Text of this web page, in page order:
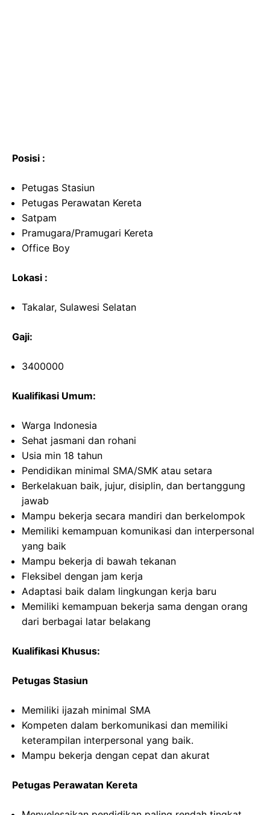
Posisi :
Petugas Stasiun
Petugas Perawatan Kereta
Satpam
Pramugara/Pramugari Kereta
Office Boy
Lokasi :
Takalar, Sulawesi Selatan
Gaji:
3400000
Kualifikasi Umum:
Warga Indonesia
Sehat jasmani dan rohani
Usia min 18 tahun
Pendidikan minimal SMA/SMK atau setara
Berkelakuan baik, jujur, disiplin, dan bertanggung
jawab
Mampu bekerja secara mandiri dan berkelompok
Memiliki kemampuan komunikasi dan interpersonal
yang baik
Mampu bekerja di bawah tekanan
Fleksibel dengan jam kerja
Adaptasi baik dalam lingkungan kerja baru
Memiliki kemampuan bekerja sama dengan orang
dari berbagai latar belakang
Kualifikasi Khusus:
Petugas Stasiun
Memiliki ijazah minimal SMA
Kompeten dalam berkomunikasi dan memiliki
keterampilan interpersonal yang baik.
Mampu bekerja dengan cepat dan akurat
Petugas Perawatan Kereta